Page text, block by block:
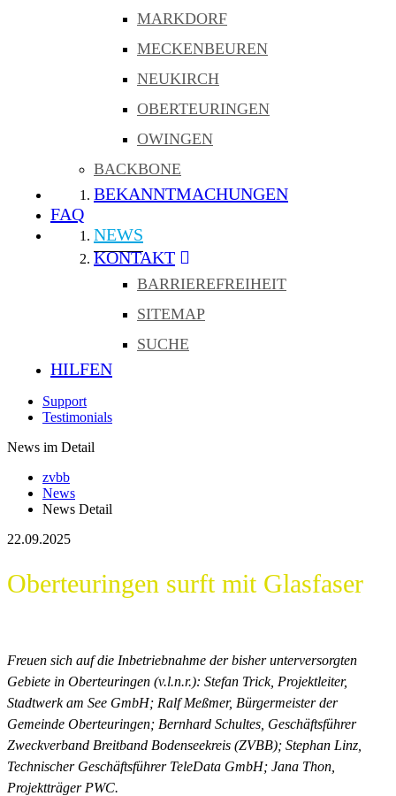
MARKDORF
MECKENBEUREN
NEUKIRCH
OBERTEURINGEN
OWINGEN
BACKBONE
BEKANNTMACHUNGEN
FAQ
NEWS
KONTAKT
BARRIEREFREIHEIT
SITEMAP
SUCHE
HILFEN
Support
Testimonials
News im Detail
zvbb
News
News Detail
22.09.2025
Oberteuringen surft mit Glasfaser
Freuen sich auf die Inbetriebnahme der bisher unterversorgten
Gebiete in Oberteuringen (v.l.n.r.): Stefan Trick, Projektleiter,
Stadtwerk am See GmbH; Ralf Meßmer, Bürgermeister der
Gemeinde Oberteuringen; Bernhard Schultes, Geschäftsführer
Zweckverband Breitband Bodenseekreis (ZVBB); Stephan Linz,
Technischer Geschäftsführer TeleData GmbH; Jana Thon,
Projektträger PWC.